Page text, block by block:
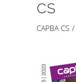
CS
CAPBA CS